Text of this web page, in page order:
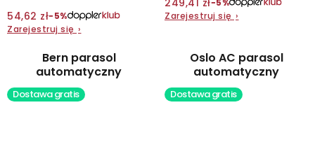
54,62 zł−5%
Zarejestruj się ›
−5%
Zarejestruj się ›
Bern parasol
automatyczny
Dostawa gratis
Oslo AC parasol
automatyczny
Dostawa gratis